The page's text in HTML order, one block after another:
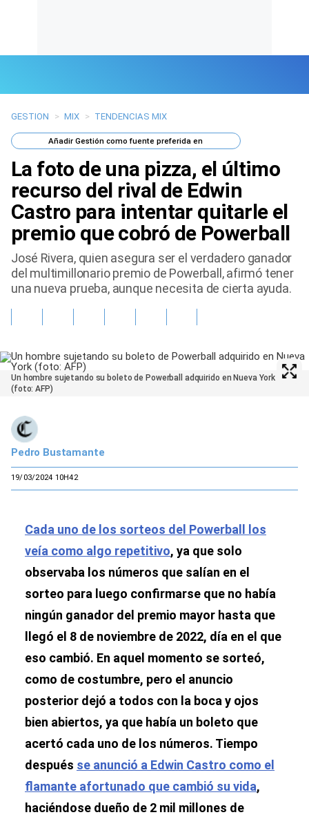
Últimas Noticias
Mi Bolsillo
Gente
Tendencias Mix
Sports
GESTION > MIX > TENDENCIAS MIX
AñadirGestión como fuente preferida en
La foto de una pizza, el último
recurso del rival de Edwin
Castro para intentar quitarle el
premio que cobró de Powerball
José Rivera, quien asegura ser el verdadero ganador
del multimillonario premio de Powerball, afirmó tener
una nueva prueba, aunque necesita de cierta ayuda.
Un hombre sujetando su boleto de Powerball adquirido en Nueva York
(foto: AFP)
Pedro Bustamante
19/03/2024 10H42
Cada uno de los sorteos del Powerball los
veía como algo repetitivo, ya que solo
observaba los números que salían en el
sorteo para luego confirmarse que no había
ningún ganador del premio mayor hasta que
llegó el 8 de noviembre de 2022, día en el que
eso cambió. En aquel momento se sorteó,
como de costumbre, pero el anuncio
posterior dejó a todos con la boca y ojos
bien abiertos, ya que había un boleto que
acertó cada uno de los números. Tiempo
después se anunció a Edwin Castro como el
flamante afortunado que cambió su vida,
haciéndose dueño de 2 mil millones de